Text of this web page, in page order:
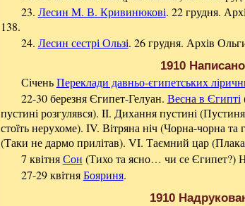
23. Лесин M. В. Кривинюкові. 22 грудня.
138.
24. Лесин сестрі Ользі. 26 грудня. Архів
1910 Написано
СіченьПереклади давньо-єгипетських
22-30 березня Єгипет-Гелуан. Весна в Єгипті
пустині розгулявся). II. Дихання пустині
стоїть нерухоме). IV. Вітряна ніч (Чорна-чорна та
(Таки не дармо прилітав). VI. Таємний цар
7 квітняСон (Тихо та ясно… чи се Єгипет?)
27-29 квітняБояриня.
1910